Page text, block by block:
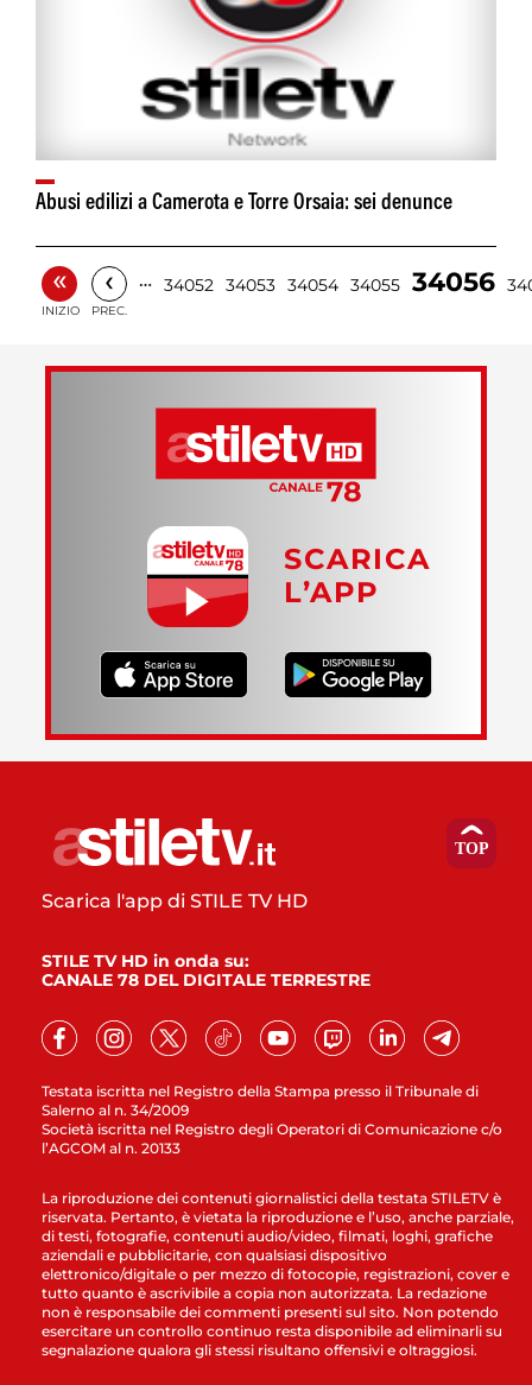
Abusi edilizi a Camerota e Torre Orsaia: sei denunce
«
INIZIO
‹
PREC.
… 34052 34053 34054 34055 34056
SCARICA
L’APP
Testata iscritta nel Registro della Stampa presso il Tribunale di
Salerno al n. 34/2009
Società iscritta nel Registro degli Operatori di Comunicazione c/o
l’AGCOM al n. 20133
Scarica l'app di STILE TV HD
STILE TV HD in onda su:
CANALE 78 DEL DIGITALE TERRESTRE
La riproduzione dei contenuti giornalistici della testata STILETV è
riservata. Pertanto, è vietata la riproduzione e l’uso, anche parziale,
di testi, fotografie, contenuti audio/video, filmati, loghi, grafiche
aziendali e pubblicitarie, con qualsiasi dispositivo
elettronico/digitale o per mezzo di fotocopie, registrazioni, cover e
tutto quanto è ascrivibile a copia non autorizzata. La redazione
non è responsabile dei commenti presenti sul sito. Non potendo
esercitare un controllo continuo resta disponibile ad eliminarli su
segnalazione qualora gli stessi risultano offensivi e oltraggiosi.